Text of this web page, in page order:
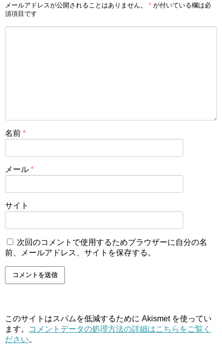
メールアドレスが公開されることはありません。 * が付いている欄は必
須項目です
名前 *
メール *
サイト
次回のコメントで使用するためブラウザーに自分の名
前、メールアドレス、サイトを保存する。
このサイトはスパムを低減するために Akismet を使ってい
ます。
コメントデータの処理方法の詳細はこちらをご覧く
ださい。